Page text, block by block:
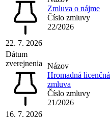
22. 7. 2026
Zmluva o nájme
Číslo zmluvy
22/2026
Dátum
zverejnenia
16. 7. 2026
Názov
Hromadná licenčná
zmluva
Číslo zmluvy
21/2026